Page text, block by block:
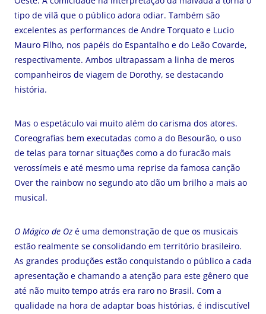
tipo de vilã que o público adora odiar. Também são
excelentes as performances de Andre Torquato e Lucio
Mauro Filho, nos papéis do Espantalho e do Leão Covarde,
respectivamente. Ambos ultrapassam a linha de meros
companheiros de viagem de Dorothy, se destacando
história.
Mas o espetáculo vai muito além do carisma dos atores.
Coreografias bem executadas como a do Besourão, o uso
de telas para tornar situações como a do furacão mais
verossímeis e até mesmo uma reprise da famosa canção
Over the rainbow no segundo ato dão um brilho a mais ao
musical.
O Mágico de Oz é uma demonstração de que os musicais
estão realmente se consolidando em território brasileiro.
As grandes produções estão conquistando o público a cada
apresentação e chamando a atenção para este gênero que
até não muito tempo atrás era raro no Brasil. Com a
qualidade na hora de adaptar boas histórias, é indiscutível